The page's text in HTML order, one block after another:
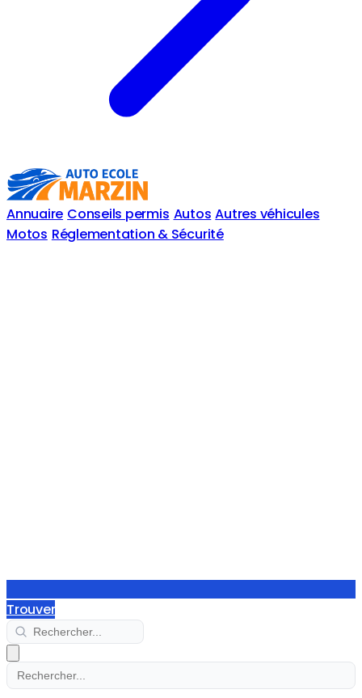
Annuaire Conseils permis Autos Autres véhicules
Motos Réglementation & Sécurité
Trouver